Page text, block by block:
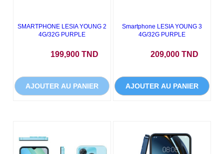
SMARTPHONE LESIA YOUNG 2
4G/32G PURPLE
199,900 TND
AJOUTER AU PANIER
Smartphone LESIA YOUNG 3
4G/32G PURPLE
209,000 TND
AJOUTER AU PANIER